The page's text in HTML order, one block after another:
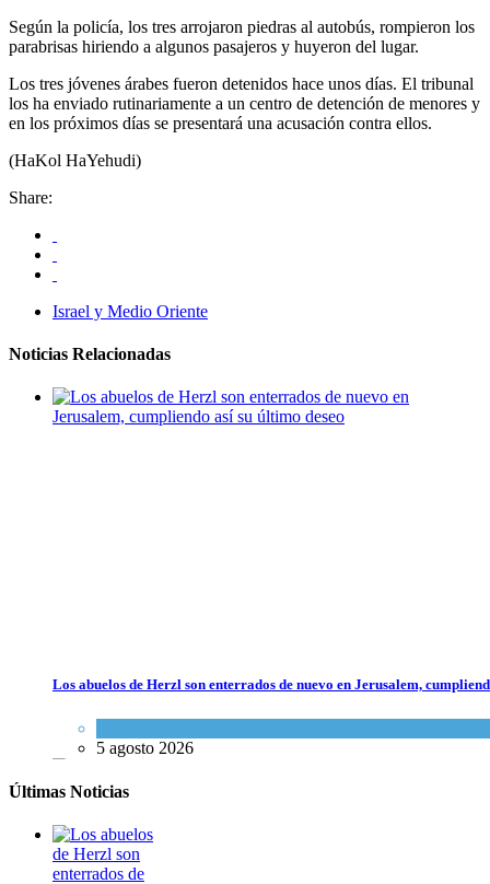
Según la policía, los tres arrojaron piedras al autobús, rompieron los
parabrisas hiriendo a algunos pasajeros y huyeron del lugar.
Los tres jóvenes árabes fueron detenidos hace unos días. El tribunal
los ha enviado rutinariamente a un centro de detención de menores y
en los próximos días se presentará una acusación contra ellos.
(HaKol HaYehudi)
Share:
Israel y Medio Oriente
Noticias Relacionadas
Los abuelos de Herzl son enterrados de nuevo en Jerusalem,
5 agosto 2026
Últimas Noticias